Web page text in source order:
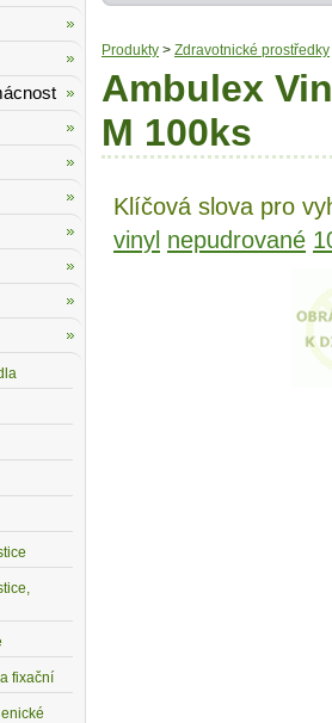
Produkty > Zdravotnické prostředky
Ambulex
M 100ks
Klíčová slova pro
vinyl nepudrované
fixační